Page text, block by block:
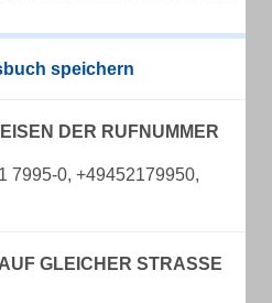
speichern
DER RUFNUMMER
7995-0, +49452179950,
GLEICHER STRASSE